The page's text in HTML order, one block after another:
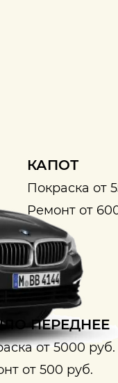
КАПОТ
Покраска от
Ремонт от
ПЕРЕДНЕЕ
от 5000 руб.
от 500 руб.